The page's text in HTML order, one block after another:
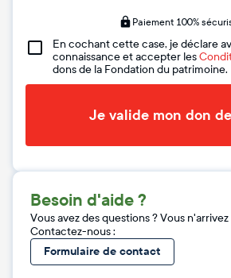
Paiement 100%
En cochant cette case, je déclare
connaissance et accepter les
dons de la Fondation du patrimoine.
Je valide mon don
Besoin d'aide ?
Vous avez des questions ? Vous
Contactez-nous :
Formulaire de contact